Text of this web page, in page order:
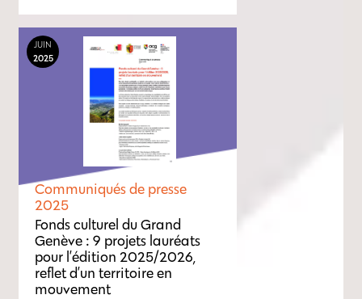
JUIN
2025
Communiqués de presse
2025
Fonds culturel du Grand
Genève : 9 projets lauréats
pour l’édition 2025/2026,
reflet d’un territoire en
mouvement